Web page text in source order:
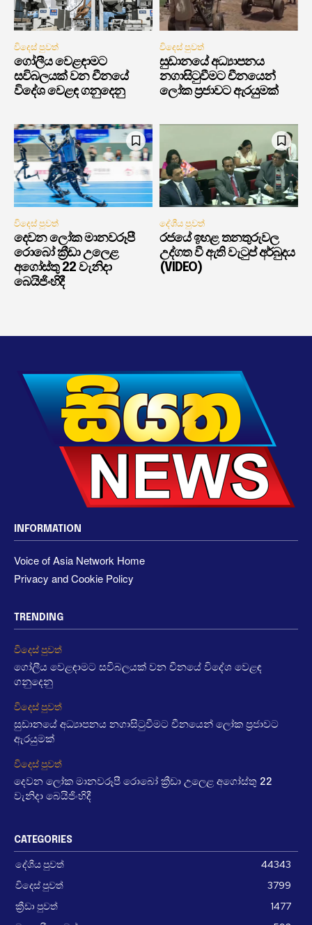
විදෙස් පුවත්
ගෝලීය වෙළඳාමට
සවිබලයක් වන චීනයේ
විදේශ වෙළඳ ගනුදෙනු
විදෙස් පුවත්
සුඩානයේ අධ්‍යාපනය
නගාසිටුවීමට චීනයෙන්
ලෝක ප්‍රජාවට ඇරයුමක්
විදෙස් පුවත්
දෙවන ලෝක මානවරූපී
රොබෝ ක්‍රීඩා උලෙළ
අගෝස්තු 22 වැනිදා
බෙයිජිංහිදී
දේශීය පුවත්
රජයේ ඉහළ තනතුරුවල
උද්ගත වී ඇති වැටුප් අර්බුදය
(VIDEO)
INFORMATION
Voice of Asia Network Home
Privacy and Cookie Policy
TRENDING
විදෙස් පුවත්
ගෝලීය වෙළඳාමට සවිබලයක් වන චීනයේ විදේශ වෙළඳ
ගනුදෙනු
විදෙස් පුවත්
සුඩානයේ අධ්‍යාපනය නගාසිටුවීමට චීනයෙන් ලෝක ප්‍රජාවට
ඇරයුමක්
විදෙස් පුවත්
දෙවන ලෝක මානවරූපී රොබෝ ක්‍රීඩා උලෙළ අගෝස්තු 22
වැනිදා බෙයිජිංහිදී
CATEGORIES
දේශීය පුවත්
44343
විදෙස් පුවත්
3799
ක්‍රීඩා පුවත්
1477